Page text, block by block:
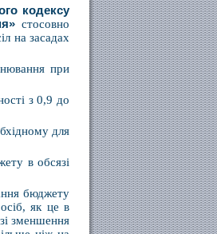
кодексу
стосовно
на засадах
при
з 0,9 до
для
в обсязі
бюджету
як це в
зменшення